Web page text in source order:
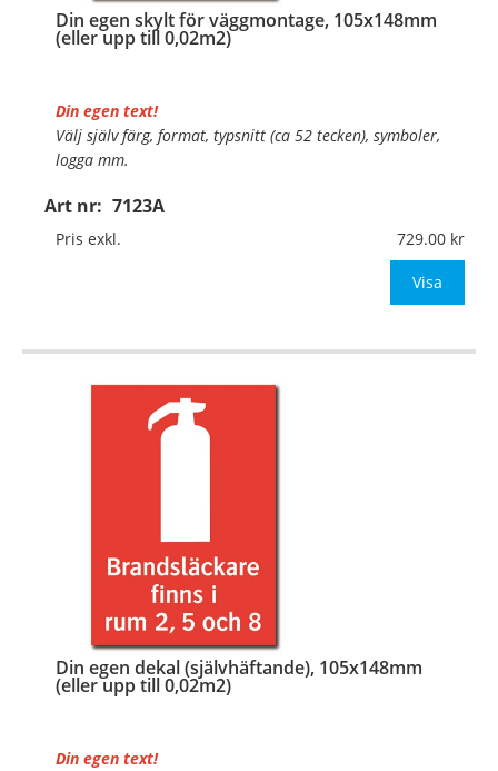
Din egen skylt för väggmontage, 105x148mm
(eller upp till 0,02m2)
Art nr: 7123A
Din egen text!
Välj själv färg, format, typsnitt (ca 52 tecken), symboler,
logga mm.
Material:Plan aluminium, 0,7mm (väggmontage)
Mått:105x148mm (eller annat mått upp till 0,02m²)
Pris exkl. 729.00
Visa
Din egen dekal (självhäftande), 105x148mm
(eller upp till 0,02m2)
Din egen text!